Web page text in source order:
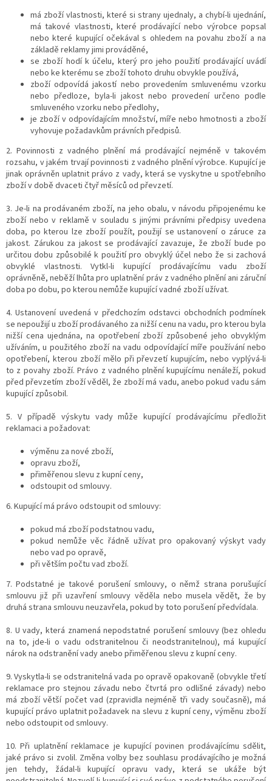
má zboží vlastnosti, které si strany ujednaly, a chybí-li ujednání,
má takové vlastnosti, které prodávající nebo výrobce popsal
nebo které kupující očekával s ohledem na povahu zboží a na
základě reklamy jimi prováděné,
se zboží hodí k účelu, který pro jeho použití prodávající uvádí
nebo ke kterému se zboží tohoto druhu obvykle používá,
zboží odpovídá jakostí nebo provedením smluvenému vzorku
nebo předloze, byla-li jakost nebo provedení určeno podle
smluveného vzorku nebo předlohy,
je zboží v odpovídajícím množství, míře nebo hmotnosti a zboží
vyhovuje požadavkům právních předpisů.
2. Povinnosti z vadného plnění má prodávající nejméně v takovém
rozsahu, v jakém trvají povinnosti z vadného plnění výrobce. Kupující je
jinak oprávněn uplatnit právo z vady, která se vyskytne u spotřebního
zboží v době dvaceti čtyř měsíců od převzetí.
3. Je-li na prodávaném zboží, na jeho obalu, v návodu připojenému ke
zboží nebo v reklamě v souladu s jinými právními předpisy uvedena
doba, po kterou lze zboží použít, použijí se ustanovení o záruce za
jakost. Zárukou za jakost se prodávající zavazuje, že zboží bude po
určitou dobu způsobilé k použití pro obvyklý účel nebo že si zachová
obvyklé vlastnosti. Vytkl-li kupující prodávajícímu vadu zboží
oprávněně, neběží lhůta pro uplatnění práv z vadného plnění ani záruční
doba po dobu, po kterou nemůže kupující vadné zboží užívat.
4. Ustanovení uvedená v předchozím odstavci obchodních podmínek
se nepoužijí u zboží prodávaného za nižší cenu na vadu, pro kterou byla
nižší cena ujednána, na opotřebení zboží způsobené jeho obvyklým
užíváním, u použitého zboží na vadu odpovídající míře používání nebo
opotřebení, kterou zboží mělo při převzetí kupujícím, nebo vyplývá-li
to z povahy zboží. Právo z vadného plnění kupujícímu nenáleží, pokud
před převzetím zboží věděl, že zboží má vadu, anebo pokud vadu sám
kupující způsobil.
5. V případě výskytu vady může kupující prodávajícímu předložit
reklamaci a požadovat:
výměnu za nové zboží,
opravu zboží,
přiměřenou slevu z kupní ceny,
odstoupit od smlouvy.
6. Kupující má právo odstoupit od smlouvy:
pokud má zboží podstatnou vadu,
pokud nemůže věc řádně užívat pro opakovaný výskyt vady
nebo vad po opravě,
při větším počtu vad zboží.
7. Podstatné je takové porušení smlouvy, o němž strana porušující
smlouvu již při uzavření smlouvy věděla nebo musela vědět, že by
druhá strana smlouvu neuzavřela, pokud by toto porušení předvídala.
8. U vady, která znamená nepodstatné porušení smlouvy (bez ohledu
na to, jde-li o vadu odstranitelnou či neodstranitelnou), má kupující
nárok na odstranění vady anebo přiměřenou slevu z kupní ceny.
9. Vyskytla-li se odstranitelná vada po opravě opakovaně (obvykle třetí
reklamace pro stejnou závadu nebo čtvrtá pro odlišné závady) nebo
má zboží větší počet vad (zpravidla nejméně tři vady současně), má
kupující právo uplatnit požadavek na slevu z kupní ceny, výměnu zboží
nebo odstoupit od smlouvy.
10. Při uplatnění reklamace je kupující povinen prodávajícímu sdělit,
jaké právo si zvolil. Změna volby bez souhlasu prodávajícího je možná
jen tehdy, žádal-li kupující opravu vady, která se ukáže být